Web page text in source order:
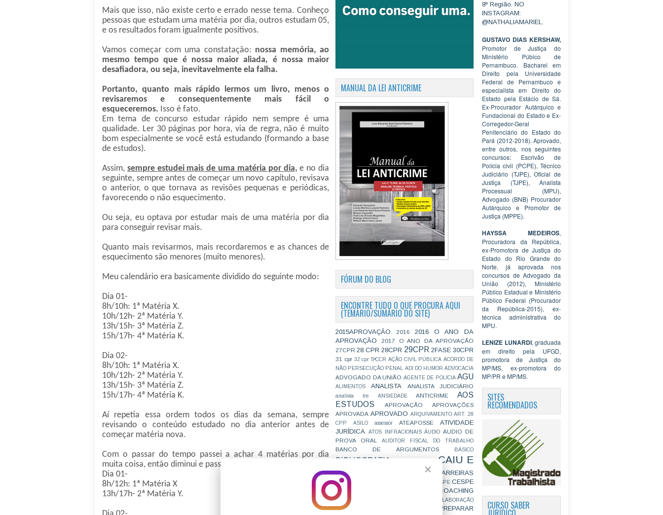
✕
Mais que isso, não existe certo e errado nesse tema. Conheço
pessoas que estudam uma matéria por dia, outros estudam 05,
e os resultados foram igualmente positivos.
Vamos começar com uma constatação: nossa memória, ao
mesmo tempo que é nossa maior aliada, é nossa maior
desafiadora, ou seja, inevitavelmente ela falha.
Portanto, quanto mais rápido lermos um livro, menos o
revisaremos e consequentemente mais fácil o
esqueceremos. Isso é fato.
Em tema de concurso estudar rápido nem sempre é uma
qualidade. Ler 30 páginas por hora, via de regra, não é muito
bom especialmente se você está estudando (formando a base
de estudos).
Assim, sempre estudei mais de uma matéria por dia, e no dia
seguinte, sempre antes de começar um novo capítulo, revisava
o anterior, o que tornava as revisões pequenas e periódicas,
favorecendo o não esquecimento.
Ou seja, eu optava por estudar mais de uma matéria por dia
para conseguir revisar mais.
Quanto mais revisarmos, mais recordaremos e as chances de
esquecimento são menores (muito menores).
Meu calendário era basicamente dividido do seguinte modo:
Dia 01-
8h/10h: 1ª Matéria X.
10h/12h- 2ª Matéria Y.
13h/15h- 3ª Matéria Z.
15h/17h- 4ª Matéria K.
Dia 02-
8h/10h: 1ª Matéria X.
10h/12h- 2ª Matéria Y.
13h/15h- 3ª Matéria Z.
15h/17h- 4ª Matéria K.
Aí repetia essa ordem todos os dias da semana, sempre
revisando o conteúdo estudado no dia anterior antes de
começar matéria nova.
Com o passar do tempo passei a achar 4 matérias por dia
muita coisa, então diminui e passei a seguir do seguinte modo:
Dia 01-
8h/12h: 1ª Matéria X
13h/17h- 2ª Matéria Y.
MANUAL DA LEI ANTICRIME
FÓRUM DO BLOG
ENCONTRE TUDO O QUE PROCURA AQUI
(TEMÁRIO/SUMÁRIO DO SITE)
2015APROVAÇÃO 2016
2016 O ANO DA
APROVAÇÃO
2017 O ANO DA APROVAÇÃO
27CPR 28 CPR 28CPR 29CPR 2FASE 30CPR
31 cpr 32 cpr 5ªCCR AÇÃO CIVIL PÚBLICA ACORDO DE
NÃO PERSECUÇÃO PENAL
ADI DO HUMOR ADVOCACIA
ADVOGADO DA UNIÃO AGENTE DE POLÍCIA AGU
ALIMENTOS ANALISTA ANALISTA JUDICIÁRIO
analista tre ANSIEDADE ANTICRIME
AOS
ESTUDOS
APROVAÇÃO
APROVAÇÕES
APROVADA APROVADO ARQUIVAMENTO ART. 28
CPP
ASILO assessor ATEAPOSSE
ATIVIDADE
JURÍDICA
ATOS INFRACIONAIS ÁUDIO AUDIO DE
PROVA ORAL
AUDITOR FISCAL DO TRABALHO
BANCO DE ARGUMENTOS BÁSICO
BIBLIOGRAFIA
CAIU E
VAI CAIR
CARREIRAS
CARREIRAS
JURÍDICAS
CEBRASPE CESPE
CF COACHING
CÓDIGO DE TRÂNSITO BRASILEIRO
COLABORAÇÃO
COMBATE À CORRUPÇÃO
COMO SE PREPARAR
8ª Região. NO
INSTAGRAM:
@NATHALIAMARIEL.
GUSTAVO DIAS KERSHAW,
Promotor de Justiça do
Ministério Púbico de
Pernambuco. Bacharel em
Direito pela Universidade
Federal de Pernambuco e
especialista em Direito do
Estado pela Estácio de Sá.
Ex-Procurador Autárquico e
Fundacional do Estado e Ex-
Corregedor-Geral
Penitenciário do Estado do
Pará (2012-2018). Aprovado,
entre outros, nos seguintes
concursos: Escrivão de
Polícia civil (PCPE), Técnico
Judiciário (TJPE), Oficial de
Justiça (TJPE), Analista
Processual (MPU),
Advogado (BNB) Procurador
Autárquico e Promotor de
Justiça (MPPE).
HAYSSA MEDEIROS,
Procuradora da República,
ex-Promotora de Justiça do
Estado do Rio Grande do
Norte, já aprovada nos
concursos de Advogado da
União (2012), Ministério
Público Estadual e Ministério
Público Federal (Procurador
da República-2015), ex-
técnica administrativa do
MPU.
LENIZE LUNARDI, graduada
em direito pela UFGD,
promotora de Justiça do
MP/MS, ex-promotora do
MP/PR e MP/MS.
SITES
RECOMENDADOS
CURSO SABER